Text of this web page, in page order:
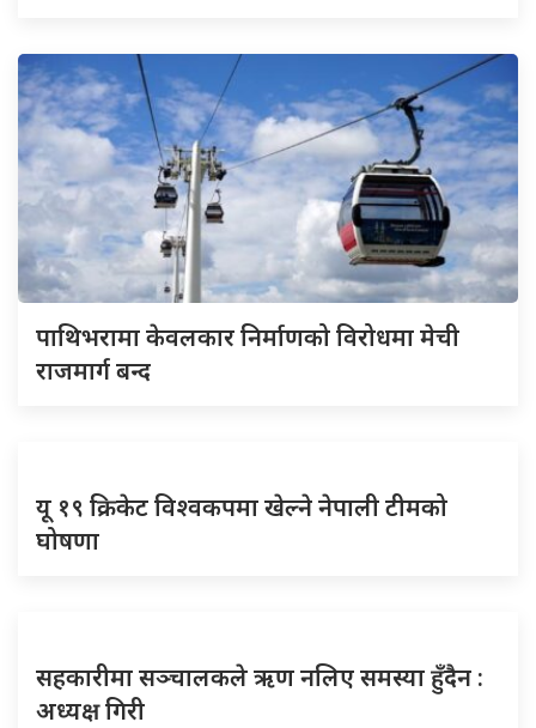
पाथिभरामा केवलकार निर्माणको विरोधमा मेची
राजमार्ग बन्द
यू १९ क्रिकेट विश्वकपमा खेल्ने नेपाली टीमको
घोषणा
सहकारीमा सञ्चालकले ऋण नलिए समस्या हुँदैन :
अध्यक्ष गिरी